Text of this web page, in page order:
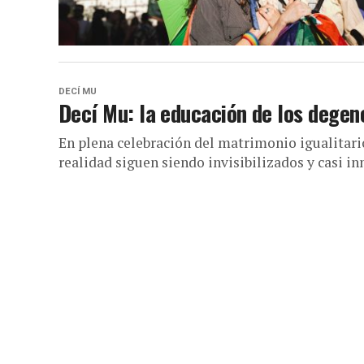
DECÍ MU
Decí Mu: la educación de los
En plena celebración del matrimonio
realidad siguen siendo invisibilizados y casi